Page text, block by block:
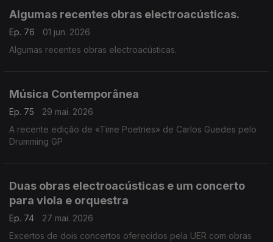
Algumas recentes obras electroacústicas.
Ep. 76
01 jun. 2026
Algumas recentes obras electroacústicas.
Música Contemporânea
Ep. 75
29 mai. 2026
A recente edição de «Time Poetries» de Carlos Guedes pelo
Drumming GP
Duas obras electroacústicas e um concerto
para viola e orquestra
Ep. 74
27 mai. 2026
Excertos de dois concertos oferecidos pela UER com obras